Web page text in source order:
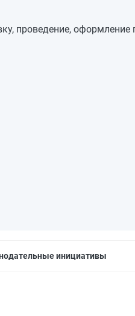
проведение, оформление
инициативы